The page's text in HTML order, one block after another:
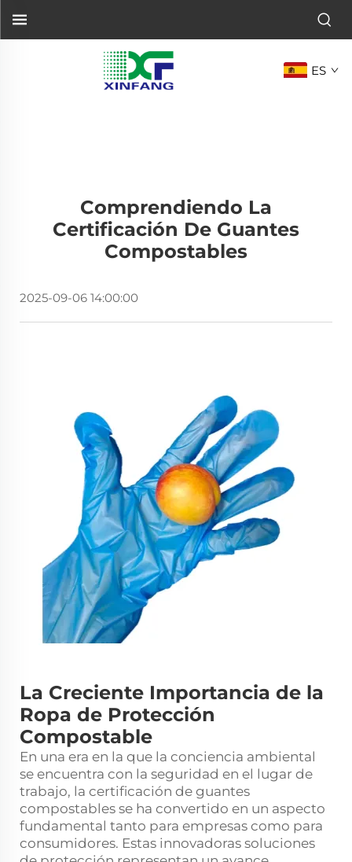
ES
Comprendiendo La
Certificación De Guantes
Compostables
2025-09-06 14:00:00
La Creciente Importancia de la
Ropa de Protección
Compostable
En una era en la que la conciencia ambiental
se encuentra con la seguridad en el lugar de
trabajo, la certificación de guantes
compostables se ha convertido en un aspecto
fundamental tanto para empresas como para
consumidores. Estas innovadoras soluciones